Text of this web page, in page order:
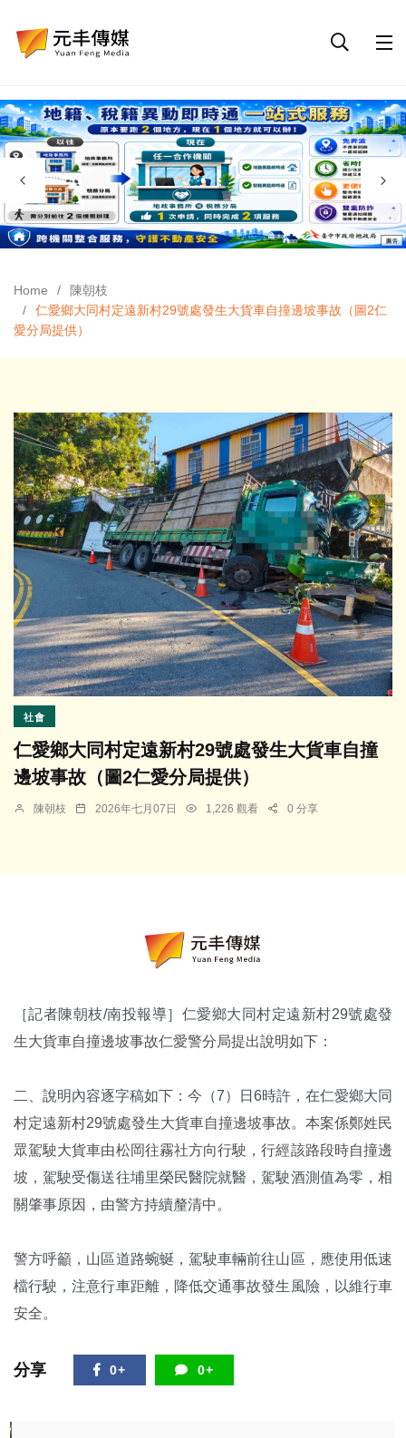
Home
陳朝枝
仁愛鄉大同村定遠新村29號處發生大貨車自撞邊坡事故（圖2仁
愛分局提供）
社會
仁愛鄉大同村定遠新村29號處發生大貨車自撞
邊坡事故（圖2仁愛分局提供）
陳朝枝 2026年七月07日 1,226 觀看 0 分享
［記者陳朝枝/南投報導］仁愛鄉大同村定遠新村29號處發
生大貨車自撞邊坡事故仁愛警分局提出說明如下：
二、說明內容逐字稿如下：今（7）日 6時許，在仁愛鄉大同
村定遠新村29號處發生大貨車自撞邊坡事故。本案係鄭姓民
眾駕駛大貨車由松岡往霧社方向行駛，行經該路段時自撞邊
坡，駕駛受傷送往埔里榮民醫院就醫，駕駛酒測值為零，相
關肇事原因，由警方持續釐清中。
警方呼籲，山區道路蜿蜒，駕駛車輛前往山區，應使用低速
檔行駛，注意行車距離，降低交通事故發生風險，以維行車
安全。
分享 0+ 0+